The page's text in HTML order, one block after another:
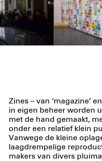
Zines – van ‘magazine’
in eigen beheer worden
met de hand gemaakt,
onder een relatief klein
Vanwege de kleine
laagdrempelige
makers van divers